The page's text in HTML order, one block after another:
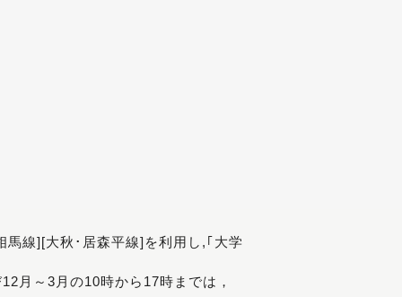
線][大秋･居森平線]を利用し,｢大学
月～3月の10時から17時までは，